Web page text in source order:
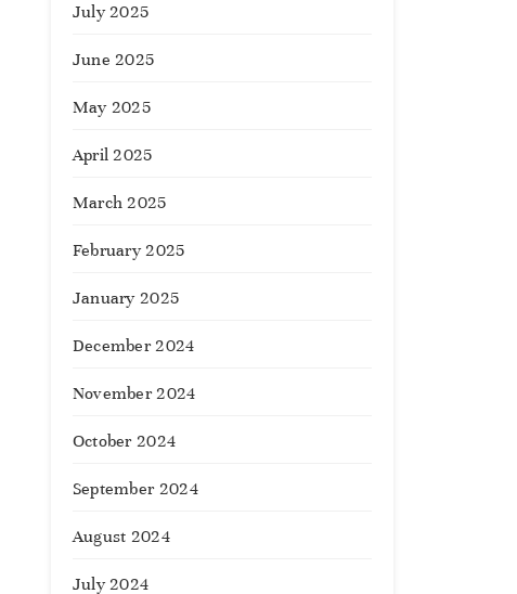
July 2025
June 2025
May 2025
April 2025
March 2025
February 2025
January 2025
December 2024
November 2024
October 2024
September 2024
August 2024
July 2024